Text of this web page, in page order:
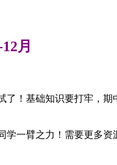
月
了！基础知识要打牢，期
学一臂之力！需要更多资